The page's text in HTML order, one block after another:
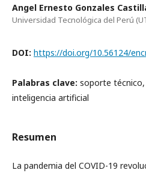
Angel Ernesto Gonzales
Universidad Tecnológica del Perú
DOI: https://doi.org/10.56124/
Palabras clave: soporte
inteligencia artificial
Resumen
La pandemia del COVID-19